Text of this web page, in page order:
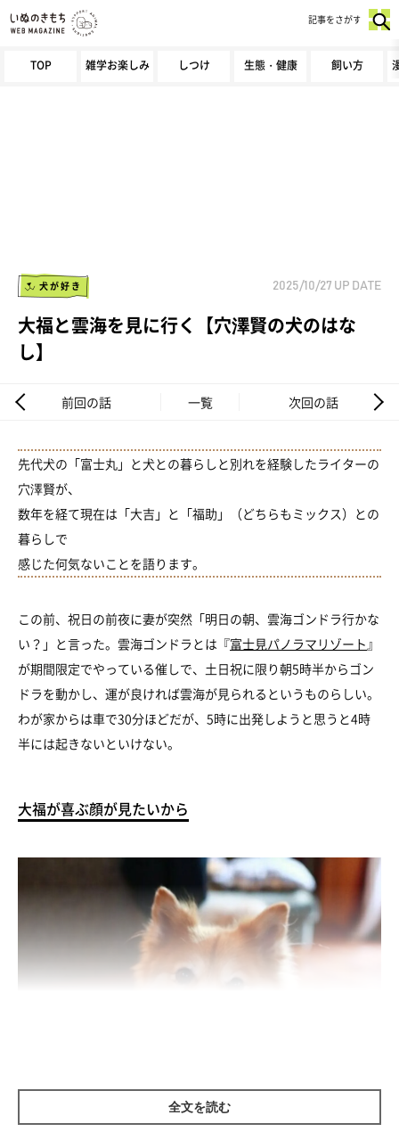
TOP 雑学お楽しみ しつけ 生態・健康 飼い方
記事をさがす
犬が好き 2025/10/27 UP DATE
大福と雲海を見に行く【穴澤賢の犬のはな
し】
前回の話 一覧 次回の話
先代犬の「富士丸」と犬との暮らしと別れを経験したライターの
穴澤賢が、
数年を経て現在は「大吉」と「福助」（どちらもミックス）との
暮らしで
感じた何気ないことを語ります。
この前、祝日の前夜に妻が突然「明日の朝、雲海ゴンドラ行かな
い？」と言った。雲海ゴンドラとは『富士見パノラマリゾート』
が期間限定でやっている催しで、土日祝に限り朝5時半からゴン
ドラを動かし、運が良ければ雲海が見られるというものらしい。
わが家からは車で30分ほどだが、5時に出発しようと思うと4時
半には起きないといけない。
大福が喜ぶ顔が見たいから
全文を読む